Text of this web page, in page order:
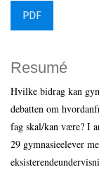
PDF
Resumé
Hvilke bidrag kan
debatten om
fag skal/kan være? I
29 gymnasieelever